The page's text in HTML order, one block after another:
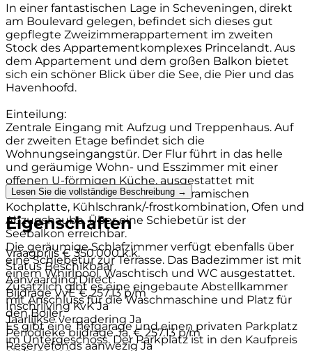
In einer fantastischen Lage in Scheveningen, direkt
am Boulevard gelegen, befindet sich dieses gut
gepflegte Zweizimmerappartement im zweiten
Stock des Appartementkomplexes Princelandt. Aus
dem Appartement und dem großen Balkon bietet
sich ein schöner Blick über die See, die Pier und das
Havenhoofd.
Einteilung:
Zentrale Eingang mit Aufzug und Treppenhaus. Auf
der zweiten Etage befindet sich die
Wohnungseingangstür. Der Flur führt in das helle
und geräumige Wohn- und Esszimmer mit einer
offenen U-förmigen Küche, ausgestattet mit
Einbauküchenteilen wie einer keramischen
Kochplatte, Kühlschrank/-frostkombination, Ofen und
Abzugshaube. Über eine Schiebetür ist der
Seebalkon erreichbar.
Die geräumige Schlafzimmer verfügt ebenfalls über
eine Schiebetür zur Terrasse. Das Badezimmer ist mit
einem Whirlpool, Waschtisch und WC ausgestattet.
Zusätzlich gibt es eine eingebaute Abstellkammer
mit Anschluss für die Waschmaschine und Platz für
den Boiler.
Es gibt eine Tiefgarage und einen privaten Parkplatz
im Untergeschoss. Der Parkplatz ist in den Kaufpreis
Lesen Sie die vollständige Beschreibung →
Eigenschaften
Vraagprijs € 350.000 k.k.
Status Beschikbaar
Aanvaarding Direct
Bijdrage VvE € 257.13 p/m
Inschrijving KvK Ja
Jaarlijkse vergadering Ja
Periodieke bijdrage Ja, € 257.13 p/m
Reservefonds aanwezig Ja